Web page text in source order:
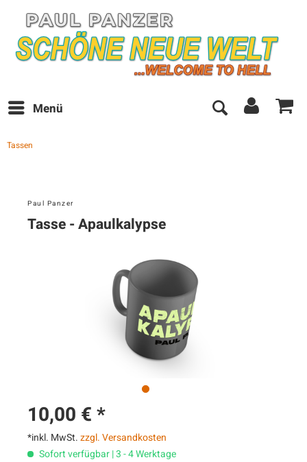
Menü
Tassen
Paul Panzer
Tasse - Apaulkalypse
10,00 € *
*inkl. MwSt.zzgl. Versandkosten
Sofort verfügbar | 3 - 4 Werktage